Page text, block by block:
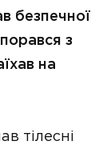
безпечної
з
на
тілесні